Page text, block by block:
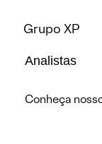
Grupo XP
Analistas
Conheça